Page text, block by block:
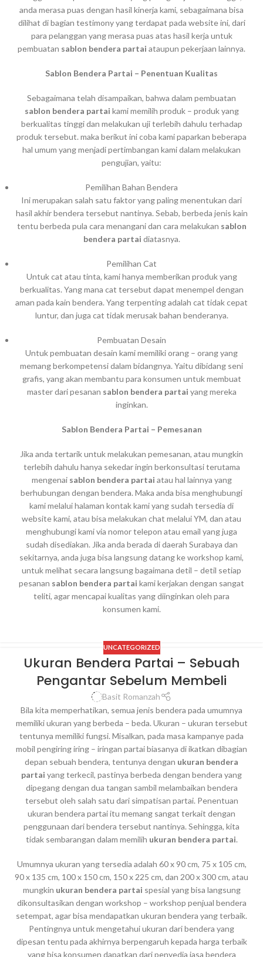
anda merasa puas dengan hasil kinerja kami, sebagaimana bisa
dilihat di bagian testimony yang terdapat pada website ini, dari
para pelanggan yang merasa puas atas hasil kerja untuk
pembuatan sablon bendera partai ataupun pekerjaan lainnya.
Sablon Bendera Partai – Penentuan Kualitas
Sebagaimana telah disampaikan, bahwa dalam pembuatan
sablon bendera partai kami memilih produk – produk yang
berkualitas tinggi dan melakukan uji terlebih dahulu terhadap
produk tersebut. maka berikut ini coba kami paparkan beberapa
hal umum yang menjadi pertimbangan kami dalam melakukan
pengujian, yaitu:
Pemilihan Bahan Bendera
Ini merupakan salah satu faktor yang paling menentukan dari
hasil akhir bendera tersebut nantinya. Sebab, berbeda jenis kain
tentu berbeda pula cara menangani dan cara melakukan sablon
bendera partai diatasnya.
Pemilihan Cat
Untuk cat atau tinta, kami hanya memberikan produk yang
berkualitas. Yang mana cat tersebut dapat menempel dengan
aman pada kain bendera. Yang terpenting adalah cat tidak cepat
luntur, dan juga cat tidak merusak bahan benderanya.
Pembuatan Desain
Untuk pembuatan desain kami memiliki orang – orang yang
memang berkompetensi dalam bidangnya. Yaitu dibidang seni
grafis, yang akan membantu para konsumen untuk membuat
master dari pesanan sablon bendera partai yang mereka
inginkan.
Sablon Bendera Partai – Pemesanan
Jika anda tertarik untuk melakukan pemesanan, atau mungkin
terlebih dahulu hanya sekedar ingin berkonsultasi terutama
mengenai sablon bendera partai atau hal lainnya yang
berhubungan dengan bendera. Maka anda bisa menghubungi
kami melalui halaman kontak kami yang sudah tersedia di
website kami, atau bisa melakukan chat melalui YM, dan atau
menghubungi kami via nomor telepon atau email yang juga
sudah disediakan. Jika anda berada di daerah Surabaya dan
sekitarnya, anda juga bisa langsung datang ke workshop kami,
untuk melihat secara langsung bagaimana detil – detil setiap
pesanan sablon bendera partai kami kerjakan dengan sangat
teliti, agar mencapai kualitas yang diinginkan oleh para
konsumen kami.
UNCATEGORIZED
Ukuran Bendera Partai – Sebuah
Pengantar Sebelum Membeli
Basit Romanzah
Bila kita memperhatikan, semua jenis bendera pada umumnya
memiliki ukuran yang berbeda – beda. Ukuran – ukuran tersebut
tentunya memiliki fungsi. Misalkan, pada masa kampanye pada
mobil pengiring iring – iringan partai biasanya di ikatkan dibagian
depan sebuah bendera, tentunya dengan ukuran bendera
partai yang terkecil, pastinya berbeda dengan bendera yang
dipegang dengan dua tangan sambil melambaikan bendera
tersebut oleh salah satu dari simpatisan partai. Penentuan
ukuran bendera partai itu memang sangat terkait dengan
penggunaan dari bendera tersebut nantinya. Sehingga, kita
tidak sembarangan dalam memilih ukuran bendera partai.
Umumnya ukuran yang tersedia adalah 60 x 90 cm, 75 x 105 cm,
90 x 135 cm, 100 x 150 cm, 150 x 225 cm, dan 200 x 300 cm, atau
mungkin ukuran bendera partai spesial yang bisa langsung
dikonsultasikan dengan workshop – workshop penjual bendera
setempat, agar bisa mendapatkan ukuran bendera yang terbaik.
Pentingnya untuk mengetahui ukuran dari bendera yang
dipesan tentu pada akhirnya berpengaruh kepada harga terbaik
yang bisa konsumen dapatkan dari penyedia jasa bendera